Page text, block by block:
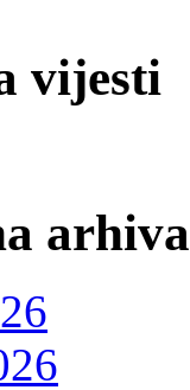
vijesti
arhiva